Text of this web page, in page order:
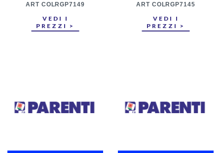
ART COLRGP7149
VEDI I
PREZZI >
ART COLRGP7145
VEDI I
PREZZI >